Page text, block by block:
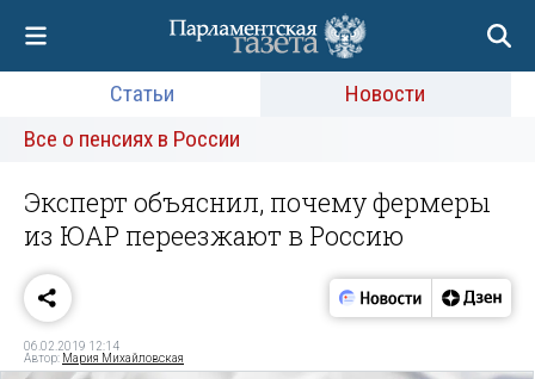
Статьи
Новости
Все о пенсиях в России
Эксперт объяснил, почему фермеры
из ЮАР переезжают в Россию
06.02.2019 12:14
Автор: Мария Михайловская